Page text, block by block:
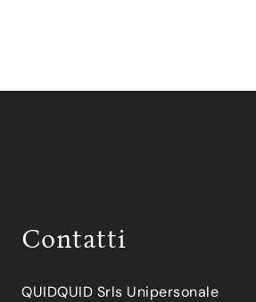
Contatti
QUIDQUID Srls Unipersonale